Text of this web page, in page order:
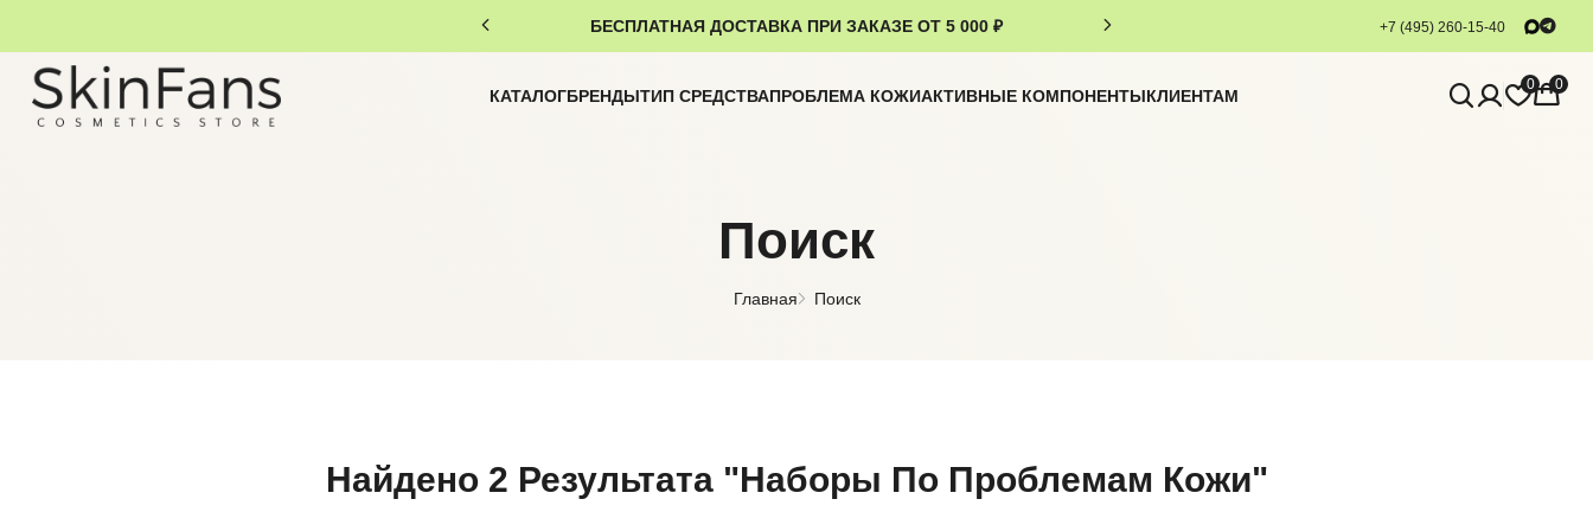
БЕСПЛАТНАЯ ДОСТАВКА ПРИ ЗАКАЗЕ ОТ 5 000 ₽ +7 (495) 260-15-40
КАТАЛОГБРЕНДЫТИП СРЕДСТВАПРОБЛЕМА КОЖИАКТИВНЫЕ КОМПОНЕНТЫКЛИЕНТАМ
0 0
Поиск
Главная Поиск
Найдено 2 Результата"Наборы По Проблемам Кожи"